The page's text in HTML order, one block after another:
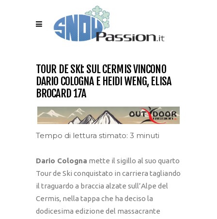
TOUR DE SKI: SUL CERMIS VINCONO
DARIO COLOGNA E HEIDI WENG, ELISA
BROCARD 17A
Tempo di lettura stimato: 3 minuti
Dario Cologna mette il sigillo al suo quarto
Tour de Ski conquistato in carriera tagliando
il traguardo a braccia alzate sull’Alpe del
Cermis, nella tappa che ha deciso la
dodicesima edizione del massacrante